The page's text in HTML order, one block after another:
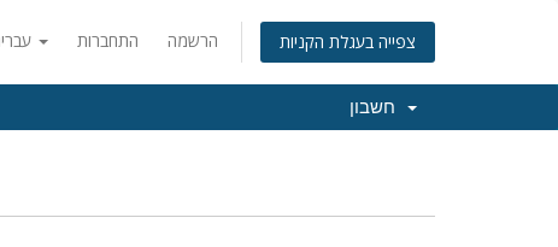
התחברות הרשמה צפייה בעגלת הקניות